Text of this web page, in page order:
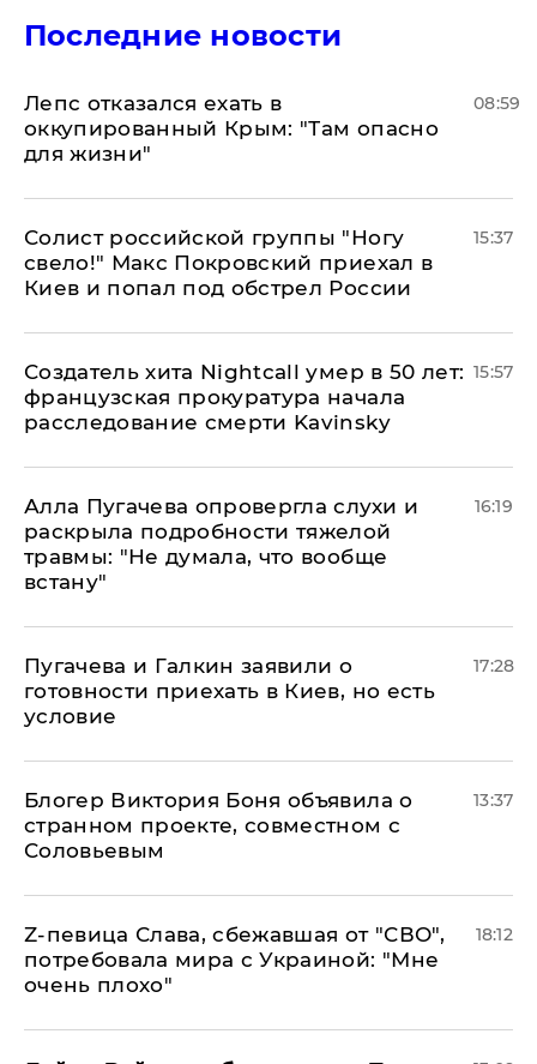
Последние новости
Лепс отказался ехать в
оккупированный Крым: "Там опасно
для жизни"
08:59
Солист российской группы "Ногу
свело!" Макс Покровский приехал в
Киев и попал под обстрел России
15:37
Создатель хита Nightcall умер в 50 лет:
французская прокуратура начала
расследование смерти Kavinsky
15:57
Алла Пугачева опровергла слухи и
раскрыла подробности тяжелой
травмы: "Не думала, что вообще
встану"
16:19
Пугачева и Галкин заявили о
готовности приехать в Киев, но есть
условие
17:28
Блогер Виктория Боня объявила о
странном проекте, совместном с
Соловьевым
13:37
Z-певица Слава, сбежавшая от "СВО",
потребовала мира с Украиной: "Мне
очень плохо"
18:12